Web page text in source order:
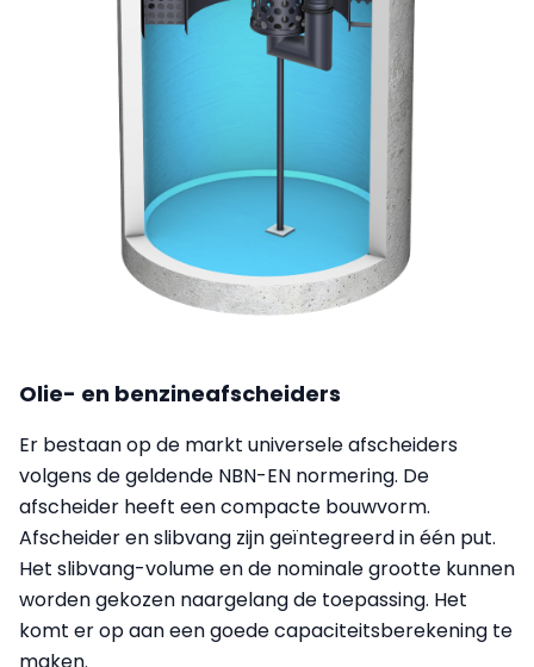
Olie- en benzineafscheiders
Er bestaan op de markt universele afscheiders
volgens de geldende NBN-EN normering. De
afscheider heeft een compacte bouwvorm.
Afscheider en slibvang zijn geïntegreerd in één put.
Het slibvang-volume en de nominale grootte kunnen
worden gekozen naargelang de toepassing. Het
komt er op aan een goede capaciteitsberekening te